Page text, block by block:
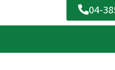
04-